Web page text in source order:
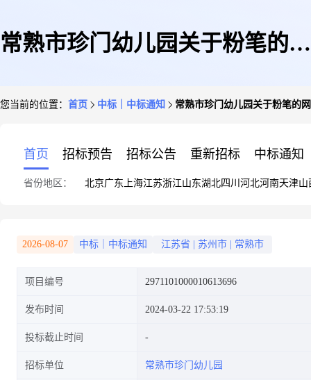
常熟市珍门幼儿园关于粉笔的网
您当前的位置： 首页 中标｜中标通知 常熟市珍门幼儿园关于粉笔的
首页 招标预告 招标公告 重新招标 中标通知
省份地区： 北京广东 上海江苏浙江山东湖北四川 河北河南天津山
2026-08-07 中标｜中标通知 江苏省 苏州市 常熟市
项目编号 2971101000010613696
发布时间 2024-03-22 17:53:19
投标截止时间
招标单位 常熟市珍门幼儿园